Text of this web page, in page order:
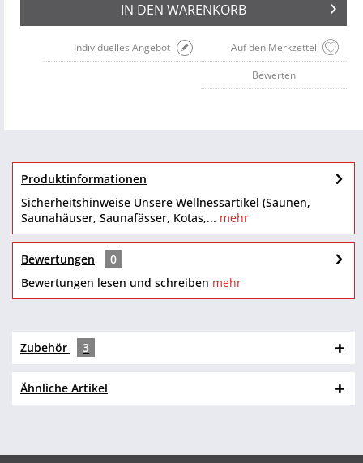
IN DEN WARENKORB
Auf den Merkzettel
Individuelles Angebot
Bewerten
Produktinformationen
Sicherheitshinweise Unsere Wellnessartikel (Saunen,
Saunahäuser, Saunafässer, Kotas,... mehr
Bewertungen
0
Bewertungen lesen und schreiben mehr
Zubehör 3
Ähnliche Artikel